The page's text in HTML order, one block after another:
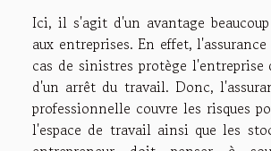
Ici, il s'agit d'un avantage
aux entreprises. En effet,
cas de sinistres protège
d'un arrêt du travail. Donc,
professionnelle couvre les risques
l'espace de travail ainsi que les